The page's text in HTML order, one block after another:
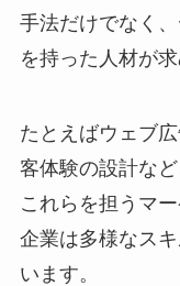
手法だけでなく
を持った人材が
たとえばウェブ
客体験の設計な
これらを担うマ
企業は多様なス
います。